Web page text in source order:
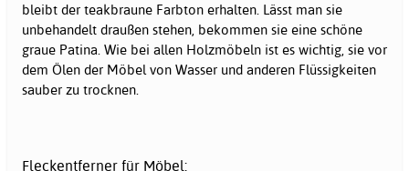
bleibt der teakbraune Farbton erhalten. Lässt man sie
unbehandelt draußen stehen, bekommen sie eine schöne
graue Patina. Wie bei allen Holzmöbeln ist es wichtig, sie vor
dem Ölen der Möbel von Wasser und anderen Flüssigkeiten
sauber zu trocknen.
Fleckentferner für Möbel: